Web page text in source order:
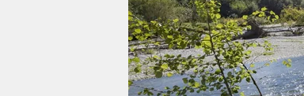
verlag
verlag
veranstaltungen